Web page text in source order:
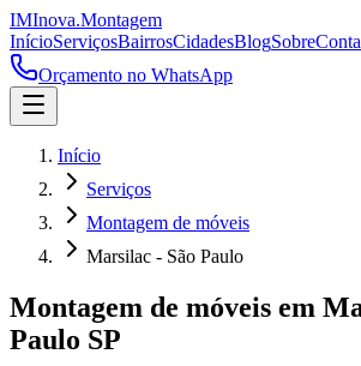
IMInova.Montagem
InícioServiçosBairrosCidadesBlogSobre
Orçamento no WhatsApp
Início
Serviços
Montagem de móveis
Marsilac - São Paulo
Montagem de móveis em
Paulo SP